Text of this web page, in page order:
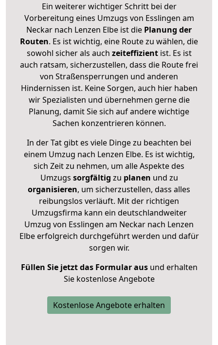
Ein weiterer wichtiger Schritt bei der
Vorbereitung eines Umzugs von Esslingen am
Neckar nach Lenzen Elbe ist die Planung der
Routen. Es ist wichtig, eine Route zu wählen, die
sowohl sicher als auch zeiteffizientist. Es ist
auch ratsam, sicherzustellen, dass die Route frei
von Straßensperrungen und anderen
Hindernissen ist. Keine Sorgen, auch hier haben
wir Spezialisten und übernehmen gerne die
Planung, damit Sie sich auf andere wichtige
Sachen konzentrieren können.
In der Tat gibt es viele Dinge zu beachten bei
einem Umzug nach Lenzen Elbe. Es ist wichtig,
sich Zeit zu nehmen, um alle Aspekte des
Umzugs sorgfältig zu planen und zu
organisieren, um sicherzustellen, dass alles
reibungslos verläuft. Mit der richtigen
Umzugsfirma kann ein deutschlandweiter
Umzug von Esslingen am Neckar nach Lenzen
Elbe erfolgreich durchgeführt werden und dafür
sorgen wir.
Füllen Sie jetzt das Formular ausund erhalten
Sie kostenlose Angebote
Kostenlose Angebote erhalten